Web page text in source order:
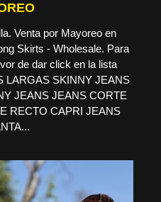
Venta por Mayoreo en
Skirts - Wholesale. Para
de dar click en la lista
LARGAS SKINNY JEANS
JEANS JEANS CORTE
RECTO CAPRI JEANS